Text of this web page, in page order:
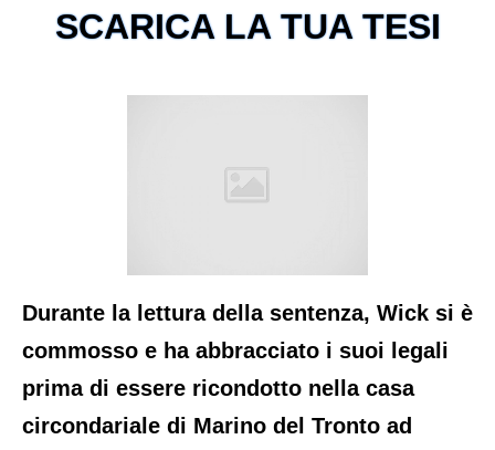
SCARICA LA TUA TESI
Durante la lettura della sentenza, Wick si è
commosso e ha abbracciato i suoi legali
prima di essere ricondotto nella casa
circondariale di Marino del Tronto ad